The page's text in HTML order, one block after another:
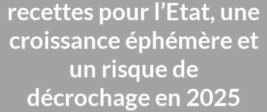
recettes pour l’Etat, une
croissance éphémère et
un risque de
décrochage en 2025